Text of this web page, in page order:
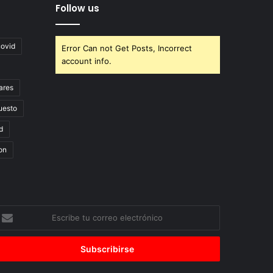
Follow us
Error Can not Get Posts, Incorrect
account info.